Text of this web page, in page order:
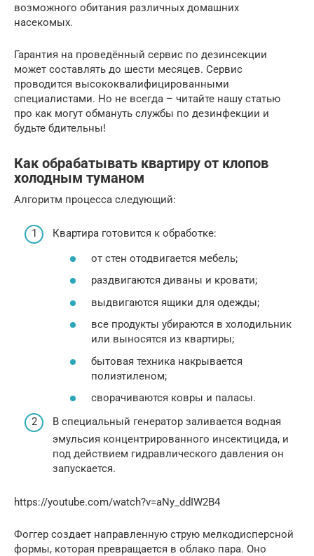
возможного обитания различных домашних
насекомых.
Гарантия на проведённый сервис по дезинсекции
может составлять до шести месяцев. Сервис
проводится высококвалифицированными
специалистами. Но не всегда – читайте нашу статью
про как могут обмануть службы по дезинфекции и
будьте бдительны!
Как обрабатывать квартиру от клопов
холодным туманом
Алгоритм процесса следующий:
Квартира готовится к обработке:
от стен отодвигается мебель;
раздвигаются диваны и кровати;
выдвигаются ящики для одежды;
все продукты убираются в холодильник
или выносятся из квартиры;
бытовая техника накрывается
полиэтиленом;
сворачиваются ковры и паласы.
В специальный генератор заливается водная
эмульсия концентрированного инсектицида, и
под действием гидравлического давления он
запускается.
https://youtube.com/watch?v=aNy_ddIW2B4
Фоггер создает направленную струю мелкодисперсной
формы, которая превращается в облако пара. Оно